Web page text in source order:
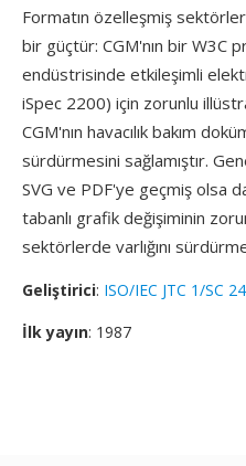
Formatın özelleşmiş
bir güçtür: CGM'nın bir W3C
endüstrisinde etkileşimli
iSpec 2200) için zorunlu
CGM'nın havacılık bakım
sürdürmesini sağlamıştır.
SVG ve PDF'ye geçmiş olsa
tabanlı grafik değişiminin
sektörlerde varlığını
Geliştirici: ISO/IEC JTC 1/SC 24
İlk yayın: 1987